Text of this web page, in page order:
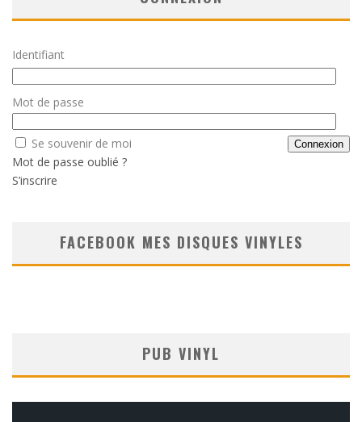
Identifiant
Mot de passe
Se souvenir de moi
Mot de passe oublié ?
S’inscrire
FACEBOOK MES DISQUES VINYLES
PUB VINYL